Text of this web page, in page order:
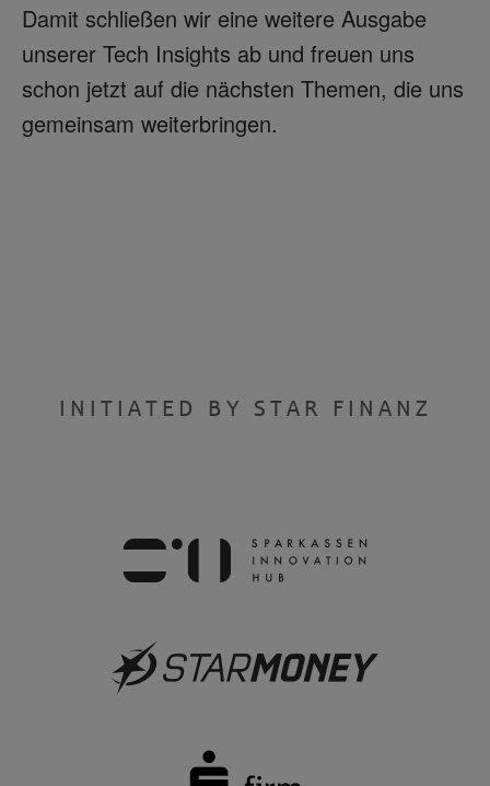
Damit schließen wir eine weitere Ausgabe
unserer Tech Insights ab und freuen uns
schon jetzt auf die nächsten Themen, die uns
gemeinsam weiterbringen.
INITIATED BY STAR FINANZ